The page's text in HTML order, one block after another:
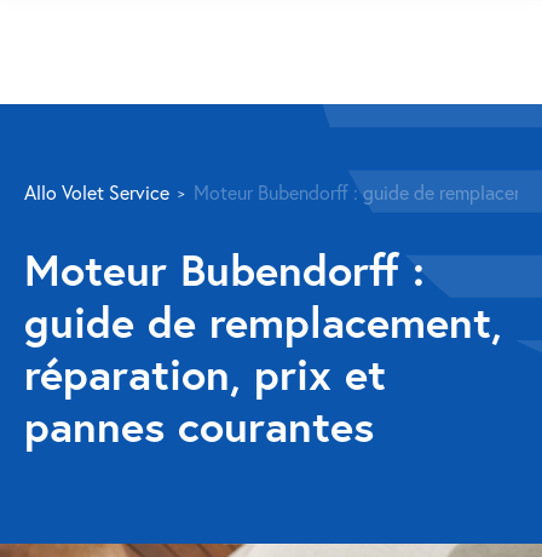
Volet roulant
Réparation
Volet roulant Velux
Au-delà de la fenêtre
Réparation store banne
Allo Volet Service Moteur Bubendorff : guide de
Moteur Bubendorff :
guide de remplacement,
réparation, prix et
pannes courantes